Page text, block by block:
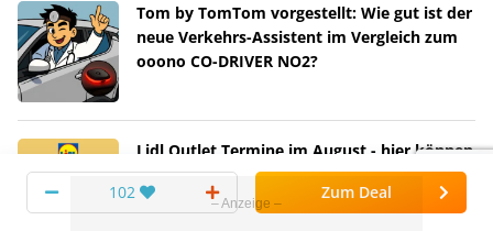
Tom by TomTom vorgestellt: Wie gut ist der
neue Verkehrs-Assistent im Vergleich zum
ooono CO-DRIVER NO2?
Lidl Outlet Termine im August - hier können
RICHTIG krasse Schnäppchen warten! 😀🚀
Neue Termine bis 08.08.2026! 📆
102 Zum Deal